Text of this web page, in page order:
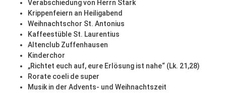
Verabschiedung von Herrn Stark
Krippenfeiern an Heiligabend
Weihnachtschor St. Antonius
Kaffeestüble St. Laurentius
Altenclub Zuffenhausen
Kinderchor
„Richtet euch auf, eure Erlösung ist nahe“ (Lk. 21,28)
Rorate coeli de super
Musik in der Advents- und Weihnachtszeit